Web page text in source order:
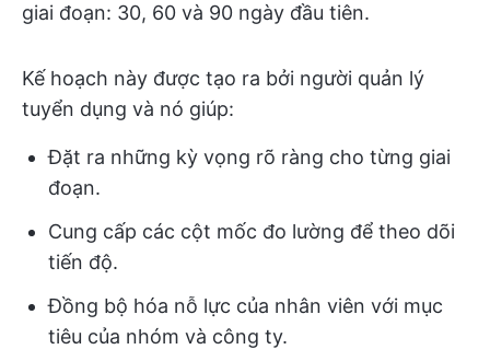
giai đoạn: 30, 60 và 90 ngày đầu tiên.
Kế hoạch này được tạo ra bởi người quản lý
tuyển dụng và nó giúp:
Đặt ra những kỳ vọng rõ ràng cho từng giai
đoạn.
Cung cấp các cột mốc đo lường để theo dõi
tiến độ.
Đồng bộ hóa nỗ lực của nhân viên với mục
tiêu của nhóm và công ty.